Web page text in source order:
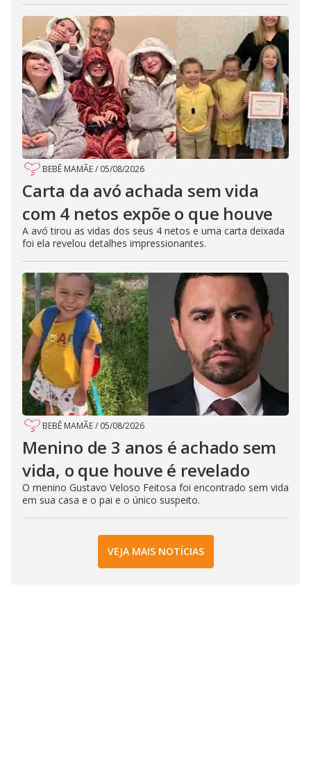
BEBÊ MAMÃE/ 05/08/2026
Carta da avó achada sem vida
com 4 netos expõe o que houve
A avó tirou as vidas dos seus 4 netos e uma carta deixada
foi ela revelou detalhes impressionantes.
BEBÊ MAMÃE/ 05/08/2026
Menino de 3 anos é achado sem
vida, o que houve é revelado
O menino Gustavo Veloso Feitosa foi encontrado sem vida
em sua casa e o pai e o único suspeito.
VEJA MAIS NOTÍCIAS